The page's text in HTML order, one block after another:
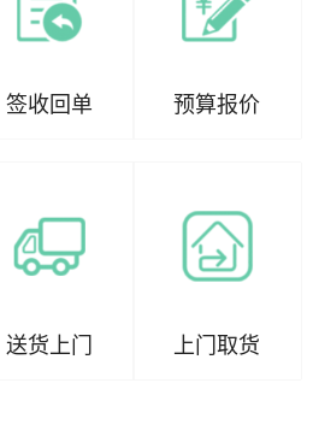
签收回单 预算报价
送货上门 上门取货